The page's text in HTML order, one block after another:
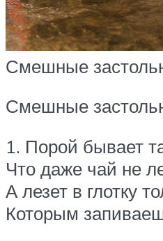
Смешные
Смешные
1. Порой бывает
Что даже чай не
А лезет в глотку
Которым